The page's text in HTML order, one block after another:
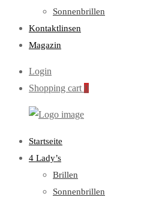
Sonnenbrillen
Kontaktlinsen
Magazin
Login
Shopping cart 0
Primary
Menu
Startseite
4 Lady’s
Brillen
Sonnenbrillen